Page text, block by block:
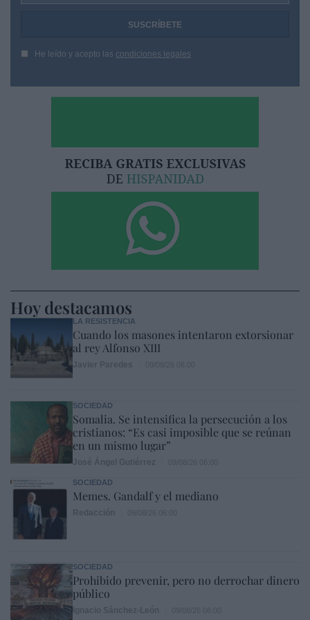
He leído y acepto las condiciones legales
Hoy destacamos
LA RESISTENCIA
Cuando los masones intentaron extorsionar
al rey Alfonso XIII
SOCIEDAD
Somalia. Se intensifica la persecución a los
cristianos: “Es casi imposible que se reúnan
en un mismo lugar”
SOCIEDAD
Memes. Gandalf y el mediano
SOCIEDAD
Prohibido prevenir, pero no derrochar dinero
público